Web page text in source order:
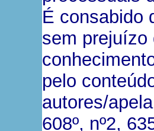
É consabido
sem prejuízo
pelo
autores/
608º, nº2,